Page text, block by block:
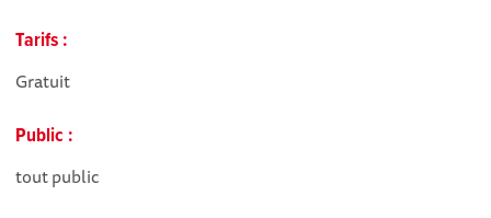
Tarifs :
Gratuit
Public :
tout public